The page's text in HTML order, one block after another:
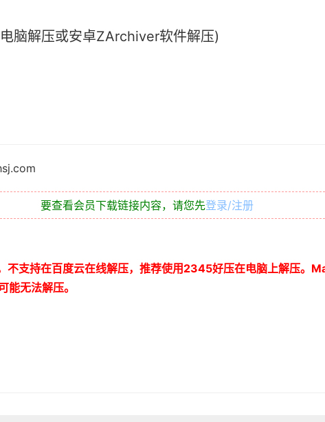
脑解压或安卓ZArchiver软件解压)
要查看会员下载链接内容，请您先登录/注册
不支持在百度云在线解压，推荐使用 2345好压在电脑上解压。
能无法解压。